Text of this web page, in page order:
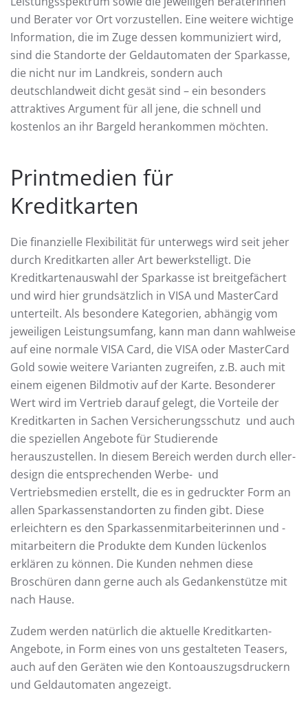
und Berater vor Ort vorzustellen. Eine weitere wichtige
Information, die im Zuge dessen kommuniziert wird,
sind die Standorte der Geldautomaten der Sparkasse,
die nicht nur im Landkreis, sondern auch
deutschlandweit dicht gesät sind – ein besonders
attraktives Argument für all jene, die schnell und
kostenlos an ihr Bargeld herankommen möchten.
Printmedien für
Kreditkarten
Die finanzielle Flexibilität für unterwegs wird seit jeher
durch Kreditkarten aller Art bewerkstelligt. Die
Kreditkartenauswahl der Sparkasse ist breitgefächert
und wird hier grundsätzlich in VISA und MasterCard
unterteilt. Als besondere Kategorien, abhängig vom
jeweiligen Leistungsumfang, kann man dann wahlweise
auf eine normale VISA Card, die VISA oder MasterCard
Gold sowie weitere Varianten zugreifen, z.B. auch mit
einem eigenen Bildmotiv auf der Karte. Besonderer
Wert wird im Vertrieb darauf gelegt, die Vorteile der
Kreditkarten in Sachen Versicherungsschutz und auch
die speziellen Angebote für Studierende
herauszustellen. In diesem Bereich werden durch eller-
design die entsprechenden Werbe- und
Vertriebsmedien erstellt, die es in gedruckter Form an
allen Sparkassenstandorten zu finden gibt. Diese
erleichtern es den Sparkassenmitarbeiterinnen und -
mitarbeitern die Produkte dem Kunden lückenlos
erklären zu können. Die Kunden nehmen diese
Broschüren dann gerne auch als Gedankenstütze mit
nach Hause.
Zudem werden natürlich die aktuelle Kreditkarten-
Angebote, in Form eines von uns gestalteten Teasers,
auch auf den Geräten wie den Kontoauszugsdruckern
und Geldautomaten angezeigt.